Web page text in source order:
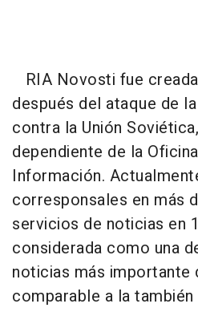
RIA Novosti fue
después del ataque de
contra la Unión
dependiente de la
Información.
corresponsales en más
servicios de noticias en
considerada como una
noticias más importante
comparable a la